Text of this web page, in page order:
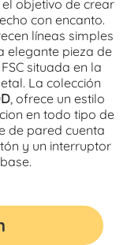
objetivo de crear
con encanto.
líneas simples
elegante pieza de
situada en la
La colección
, ofrece un estilo
en todo tipo de
de pared cuenta
y un interruptor